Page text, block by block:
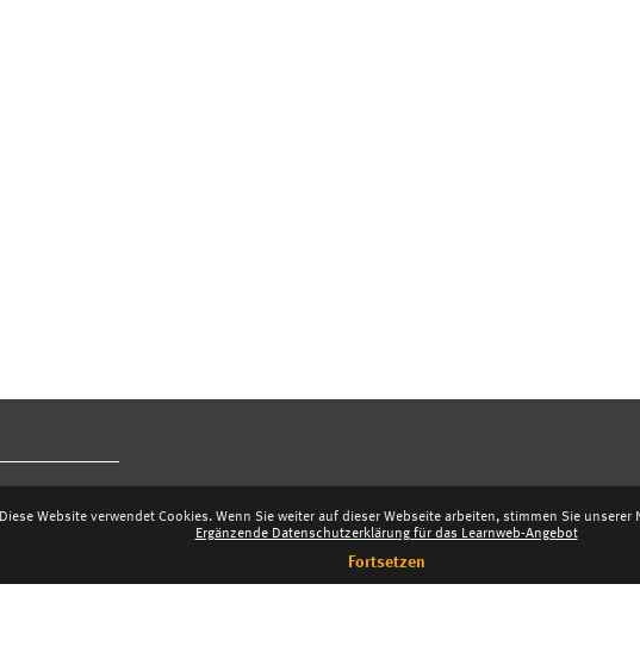
Diese Website verwendet Cookies. Wenn Sie weiter auf dieser Webseite arbeiten, stimmen Sie
Ergänzende Datenschutzerklärung für das Learnweb-Angebot
Fortsetzen